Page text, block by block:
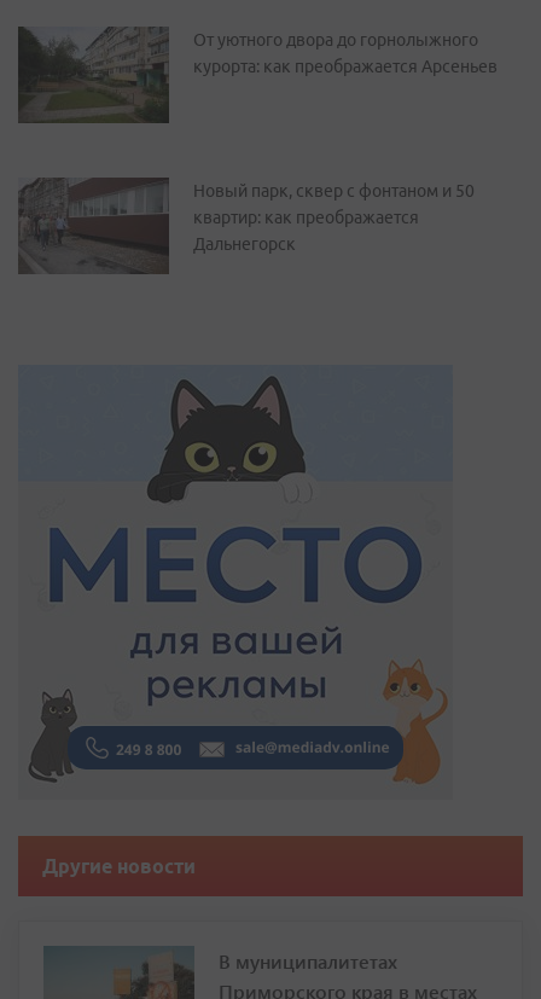
От уютного двора до горнолыжного
курорта: как преображается Арсеньев
Новый парк, сквер с фонтаном и 50
квартир: как преображается
Дальнегорск
Другие новости
В муниципалитетах
Приморского края в местах